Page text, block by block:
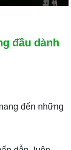
đầu dành
đến những